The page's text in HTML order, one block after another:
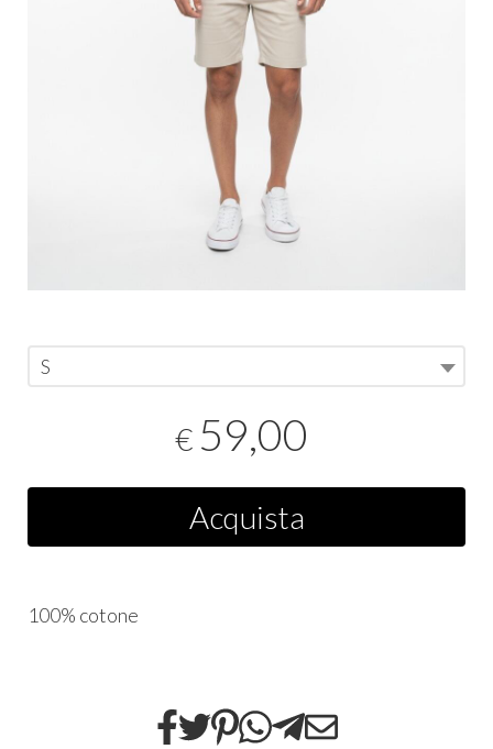
S
€ 59,00
Acquista
100% cotone